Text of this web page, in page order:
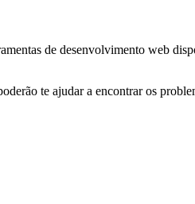
de desenvolvimento web
te ajudar a encontrar os